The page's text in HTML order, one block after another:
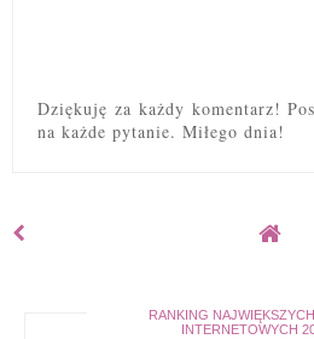
Dziękuję za każdy komentarz!
na każde pytanie. Miłego dnia!
RANKING
INTERNETOWYCH